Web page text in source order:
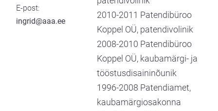
E-post:
ingrid@aaa.ee
2010-2011 Patendibüroo
Koppel OÜ, patendivolinik
2008-2010 Patendibüroo
Koppel OÜ, kaubamärgi- ja
tööstusdisaininõunik
1996-2008 Patendiamet,
kaubamärgiosakonna